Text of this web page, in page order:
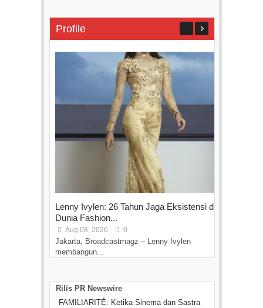
Profile
Lenny Ivylen: 26 Tahun Jaga Eksistensi di
Dunia Fashion...
Aug 08, 2026 0
Jakarta, Broadcastmagz – Lenny Ivylen
membangun...
Rilis PR Newswire
FAMILIARITÉ: Ketika Sinema dan Sastra